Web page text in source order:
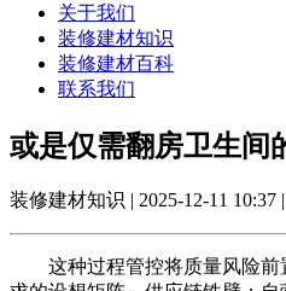
关于我们
装修建材知识
装修建材百科
联系我们
或是仅需翻房卫生间
装修建材知识 | 2025-12-11 10:37
这种过程管控将质量风险前